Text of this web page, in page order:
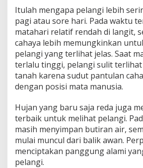
Itulah mengapa pelangi lebih
pagi atau sore hari. Pada waktu
matahari relatif rendah di langit,
cahaya lebih memungkinkan
pelangi yang terlihat jelas. Saat
terlalu tinggi, pelangi sulit
tanah karena sudut pantulan
dengan posisi mata manusia.
Hujan yang baru saja reda juga
terbaik untuk melihat pelangi.
masih menyimpan butiran air,
mulai muncul dari balik awan.
menciptakan panggung alami
pelangi.